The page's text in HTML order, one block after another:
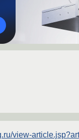
view-